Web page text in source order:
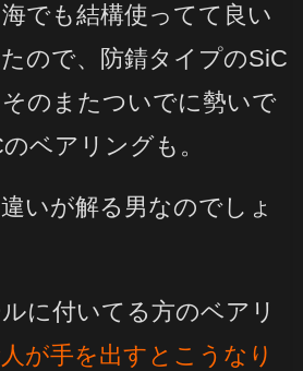
でも結構使ってて良い
ので、防錆タイプのSiC
のまたついでに勢いで
ベアリングも。
いが解る男なのでしょ
に付いてる方のベアリ
が手を出すとこうなり